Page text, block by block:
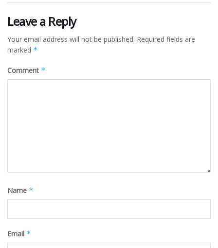
Leave a Reply
Your email address will not be published. Required fields are
marked *
Comment *
Name *
Email *